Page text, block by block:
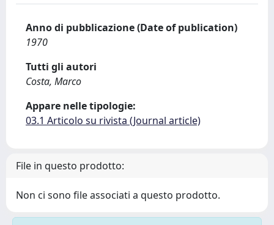
Anno di pubblicazione (Date of publication)
1970
Tutti gli autori
Costa, Marco
Appare nelle tipologie:
03.1 Articolo su rivista (Journal article)
File in questo prodotto:
Non ci sono file associati a questo prodotto.